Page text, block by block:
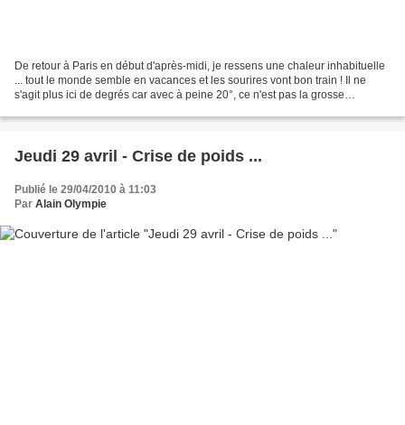
De retour à Paris en début d'après-midi, je ressens une chaleur inhabituelle
... tout le monde semble en vacances et les sourires vont bon train ! Il ne
s'agit plus ici de degrés car avec à peine 20°, ce n'est pas la grosse
Jeudi 29 avril - Crise de poids ...
Publié le 29/04/2010 à 11:03
Par Alain Olympie